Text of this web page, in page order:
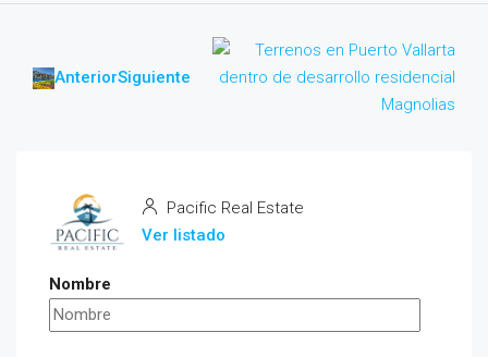
AnteriorSiguiente
Pacific Real Estate
Ver listado
Nombre